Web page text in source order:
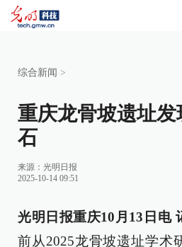
综合新闻 >
重庆龙骨坡遗址
石
来源： 光明日报
2025-10-14 09:51
光明日报重庆10月13日电
前从2025龙骨坡遗址学术